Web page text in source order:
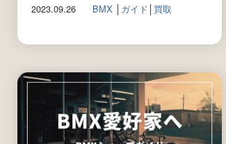
2023.09.26 BMX ガイド 買取